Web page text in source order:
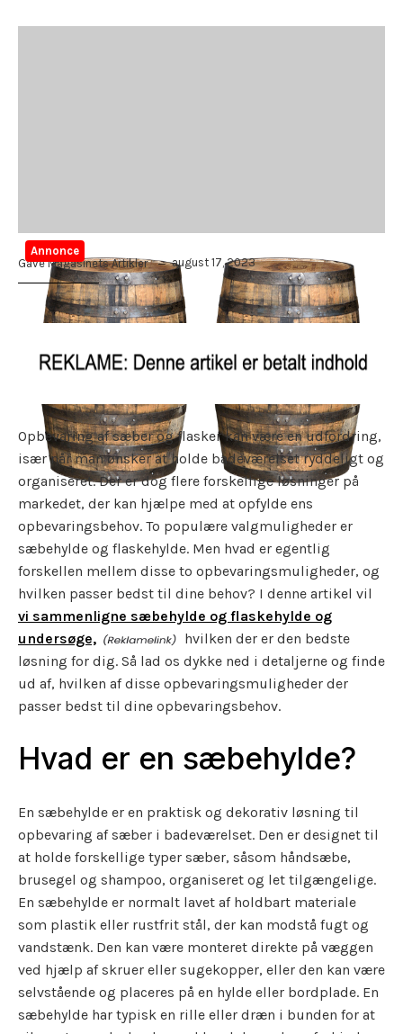
Annonce
Gave Magasinets Artikler
august 17, 2023
Opbevaring af sæber og flasker kan være en udfordring,
især når man ønsker at holde badeværelset ryddeligt og
organiseret. Der er dog flere forskellige løsninger på
markedet, der kan hjælpe med at opfylde ens
opbevaringsbehov. To populære valgmuligheder er
sæbehylde og flaskehylde. Men hvad er egentlig
forskellen mellem disse to opbevaringsmuligheder, og
hvilken passer bedst til dine behov? I denne artikel vil
vi sammenligne sæbehylde og flaskehylde og
undersøge,
hvilken der er den bedste
løsning for dig. Så lad os dykke ned i detaljerne og finde
ud af, hvilken af disse opbevaringsmuligheder der
passer bedst til dine opbevaringsbehov.
Hvad er en sæbehylde?
En sæbehylde er en praktisk og dekorativ løsning til
opbevaring af sæber i badeværelset. Den er designet til
at holde forskellige typer sæber, såsom håndsæbe,
brusegel og shampoo, organiseret og let tilgængelige.
En sæbehylde er normalt lavet af holdbart materiale
som plastik eller rustfrit stål, der kan modstå fugt og
vandstænk. Den kan være monteret direkte på væggen
ved hjælp af skruer eller sugekopper, eller den kan være
selvstående og placeres på en hylde eller bordplade. En
sæbehylde har typisk en rille eller dræn i bunden for at